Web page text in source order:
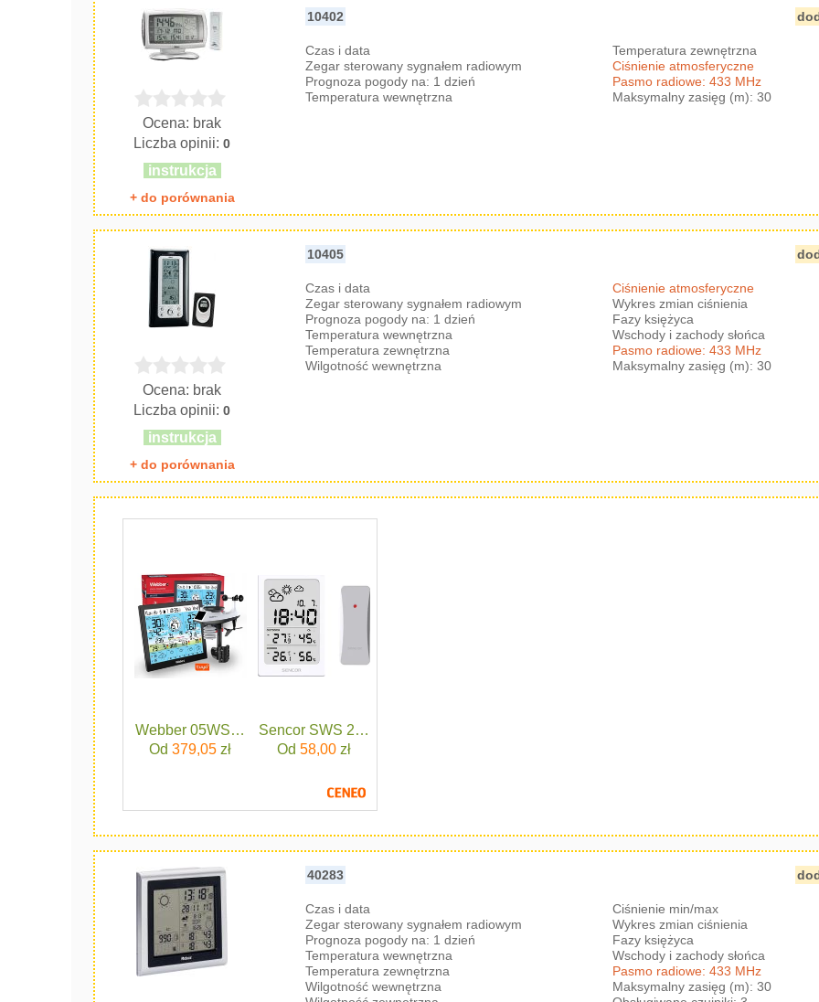
10402
Ocena: brak
Liczba opinii:0
instrukcja
Czas i data
Zegar sterowany sygnałem radiowym
Prognoza pogody na: 1 dzień
Temperatura wewnętrzna
Temperatura zewnętrzna
Ciśnienie atmosferyczne
Pasmo radiowe: 433 MHz
Maksymalny zasięg (m): 30
+ do porównania
10405
Ocena: brak
Liczba opinii:0
instrukcja
Czas i data
Zegar sterowany sygnałem radiowym
Prognoza pogody na: 1 dzień
Temperatura wewnętrzna
Temperatura zewnętrzna
Wilgotność wewnętrzna
Ciśnienie atmosferyczne
Wykres zmian ciśnienia
Fazy księżyca
Wschody i zachody słońca
Pasmo radiowe: 433 MHz
Maksymalny zasięg (m): 30
+ do porównania
Webber 05WS603
Od379,05 zł
Sencor SWS 2300 W
Od 58,00zł
40283
Czas i data
Zegar sterowany sygnałem radiowym
Prognoza pogody na: 1 dzień
Temperatura wewnętrzna
Temperatura zewnętrzna
Wilgotność wewnętrzna
Ciśnienie min/max
Wykres zmian ciśnienia
Fazy księżyca
Wschody i zachody słońca
Pasmo radiowe: 433 MHz
Maksymalny zasięg (m): 30